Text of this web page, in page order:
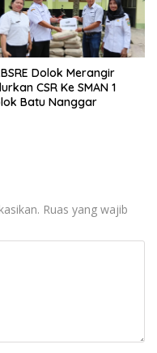
Dolok Merangir
CSR Ke SMAN 1
Batu Nanggar
Ruas yang wajib